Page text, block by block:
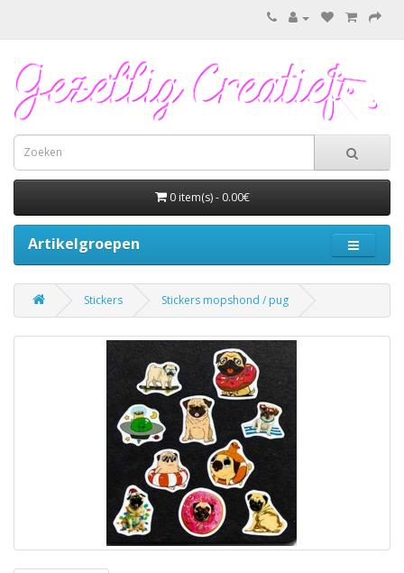
0 item(s) - 0.00€
Artikelgroepen
Stickers Stickers mopshond / pug